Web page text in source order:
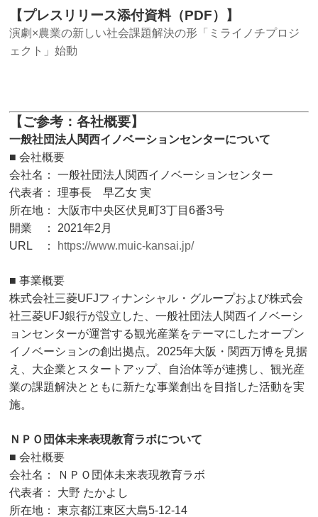
【プレスリリース添付資料（PDF）】
演劇×農業の新しい社会課題解決の形「ミライノチプロジ
ェクト」始動
【ご参考：各社概要】
一般社団法人関西イノベーションセンターについて
■ 会社概要
会社名： 一般社団法人関西イノベーションセンター
代表者： 理事長 早乙女 実
所在地： 大阪市中央区伏見町3丁目6番3号
開業 ： 2021年2月
URL ： https://www.muic-kansai.jp/
■ 事業概要
株式会社三菱UFJフィナンシャル・グループおよび株式会
社三菱UFJ銀行が設立した、一般社団法人関西イノベーシ
ョンセンターが運営する観光産業をテーマにしたオープン
イノベーションの創出拠点。2025年大阪・関西万博を見据
え、大企業とスタートアップ、自治体等が連携し、観光産
業の課題解決とともに新たな事業創出を目指した活動を実
施。
ＮＰＯ団体未来表現教育ラボについて
■ 会社概要
会社名： ＮＰＯ団体未来表現教育ラボ
代表者： 大野 たかよし
所在地： 東京都江東区大島5-12-14